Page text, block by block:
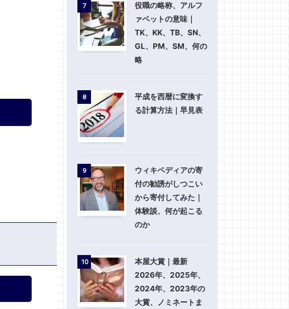
7
役職の略称、アルフ
ァベットの意味｜
TK、KK、TB、SN、
GL、PM、SM、何の
略
8
平成を西暦に変換す
る計算方法｜早見表
9
ウィキペディアの寄
付の勧誘がしつこい
から寄付してみた｜
体験談、何が起こる
のか
10
本屋大賞｜最新
2026年、2025年、
2024年、2023年の
大賞、ノミネートま